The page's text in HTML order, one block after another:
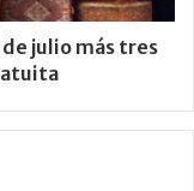
julio más tres